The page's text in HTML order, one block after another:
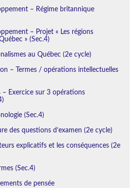
– Régime britannique
– Projet « Les régions
» (Sec.4)
au Québec (2e cycle)
– Termes / opérations intellectuelles
– Exercice sur 3 opérations
(Sec.4)
des questions d’examen (2e cycle)
explicatifs et les conséquences (2e
(Sec.4)
de pensée